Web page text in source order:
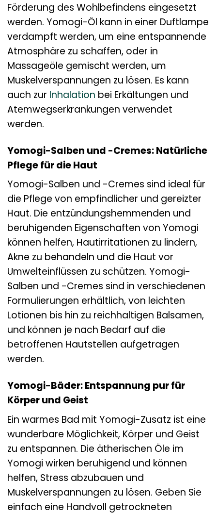
Förderung des Wohlbefindens eingesetzt
werden. Yomogi-Öl kann in einer Duftlampe
verdampft werden, um eine entspannende
Atmosphäre zu schaffen, oder in
Massageöle gemischt werden, um
Muskelverspannungen zu lösen. Es kann
auch zur Inhalation bei Erkältungen und
Atemwegserkrankungen verwendet
werden.
Yomogi-Salben und -Cremes: Natürliche
Pflege für die Haut
Yomogi-Salben und -Cremes sind ideal für
die Pflege von empfindlicher und gereizter
Haut. Die entzündungshemmenden und
beruhigenden Eigenschaften von Yomogi
können helfen, Hautirritationen zu lindern,
Akne zu behandeln und die Haut vor
Umwelteinflüssen zu schützen. Yomogi-
Salben und -Cremes sind in verschiedenen
Formulierungen erhältlich, von leichten
Lotionen bis hin zu reichhaltigen Balsamen,
und können je nach Bedarf auf die
betroffenen Hautstellen aufgetragen
werden.
Yomogi-Bäder: Entspannung pur für
Körper und Geist
Ein warmes Bad mit Yomogi-Zusatz ist eine
wunderbare Möglichkeit, Körper und Geist
zu entspannen. Die ätherischen Öle im
Yomogi wirken beruhigend und können
helfen, Stress abzubauen und
Muskelverspannungen zu lösen. Geben Sie
einfach eine Handvoll getrockneten